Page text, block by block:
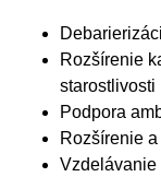
Rozšírenie
starostlivosti
Podpora
Rozšírenie
Vzdelávanie